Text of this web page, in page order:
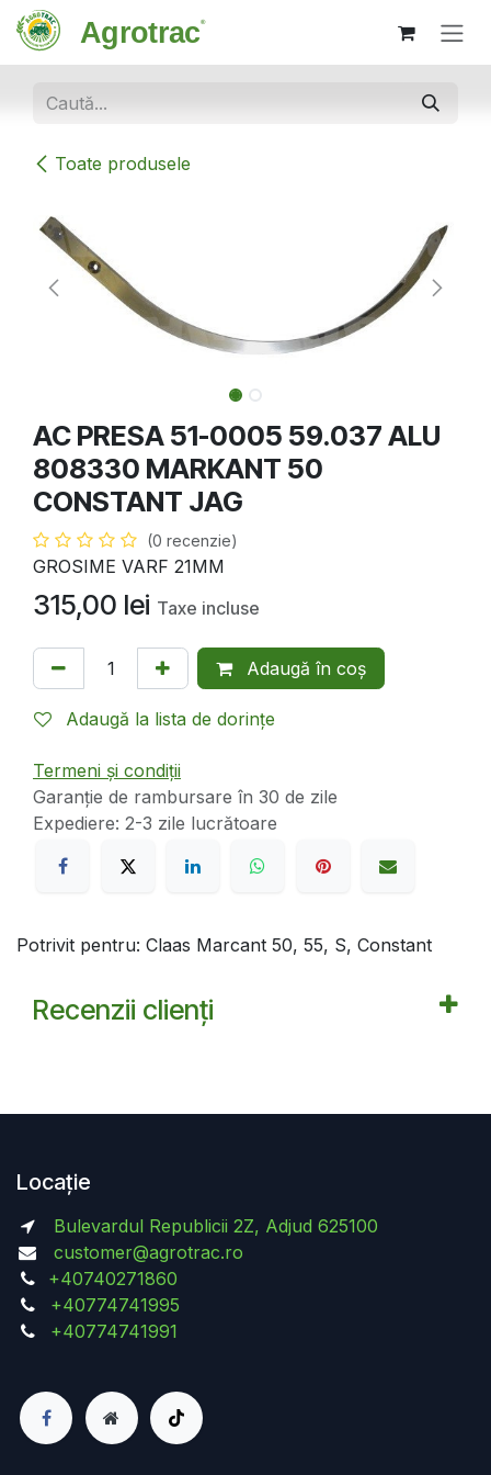
Sari la conținut
Toate produsele
AC PRESA 51-0005 59.037 ALU
808330 MARKANT 50
CONSTANT JAG
(0 recenzie)
GROSIME VARF 21MM
315,00 lei Taxe incluse
Adaugă în coș
Adaugă la lista de dorințe
Termeni și condiții
Garanție de rambursare în 30 de zile
Expediere: 2-3 zile lucrătoare
Potrivit pentru: Claas Marcant 50, 55, S, Constant
Recenzii clienți
Locație
Bulevardul Republicii 2Z, Adjud 625100
customer@agrotrac.ro
+40740271860
+40774741995
+40774741991